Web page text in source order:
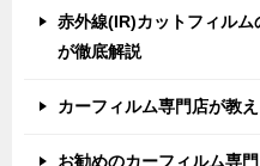
赤外線(IR)カットフィルム
が徹底解説
カーフィルム専門店が教
お勧めのカーフィルム専